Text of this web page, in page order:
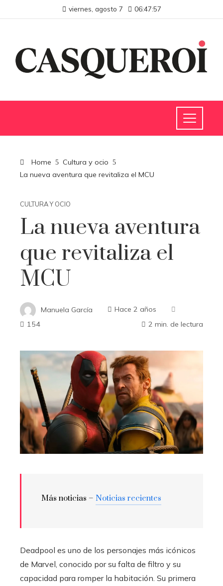
viernes, agosto 7 06:47:58
Home
Cultura y ocio
La nueva aventura que revitaliza el MCU
CULTURA Y OCIO
La nueva aventura
que revitaliza el
MCU
Manuela García
Hace 2 años
154
2 min. de lectura
Más noticias – Noticias recientes
Deadpool es uno de los personajes más icónicos
de Marvel, conocido por su falta de filtro y su
capacidad para romper la habitación. Su primera